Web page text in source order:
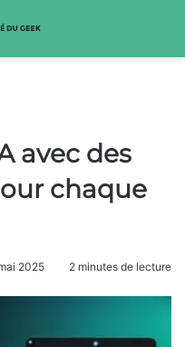
avec des
chaque
2025 2 minutes de lecture